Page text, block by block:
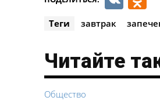
Теги завтрак
Читайте
Общество